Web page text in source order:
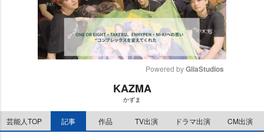
e
Powered by GliaStudios
KAZMA
かずま
芸能人TOP 記事 作品 TV出演 ドラマ出演 CM出演